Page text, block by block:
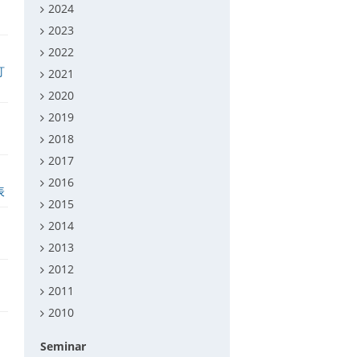
2024
2023
2022
2021
2020
2019
2018
2017
2016
2015
2014
2013
2012
2011
2010
Seminar